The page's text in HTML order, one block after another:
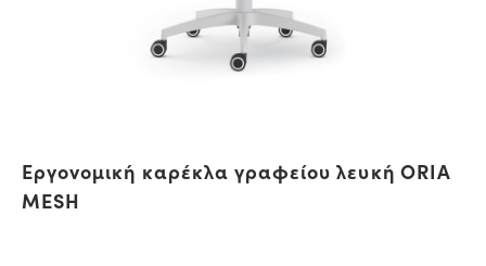
Εργονομική καρέκλα γραφείου λευκή ORIA
MESH